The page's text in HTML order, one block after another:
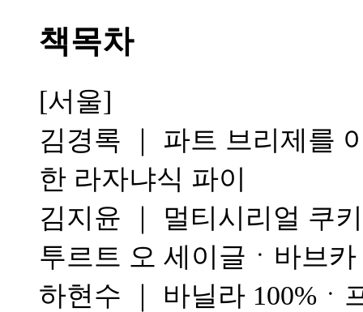
책목차
[서울]
김경록 ｜ 파트 브리제를
한 라자냐식 파이
김지윤 ｜ 멀티시리얼
투르트 오 세이글ㆍ바브카
하현수 ｜ 바닐라 100%